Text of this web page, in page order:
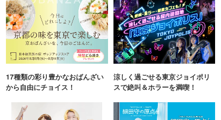
17種類の彩り豊かなおばんざい
から自由にチョイス！
涼しく過ごせる東京ジョイポリ
スで絶叫＆ホラーを満喫！